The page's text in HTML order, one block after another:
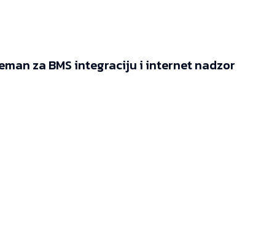
za BMS integraciju i internet nadzor